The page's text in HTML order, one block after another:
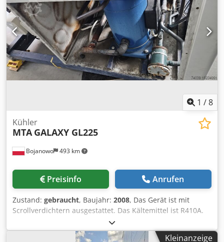
1 /8
Bojanowo 493 km
Kühler
MTA GALAXY GL225
Preisinfo Anrufen
Zustand: gebraucht, Baujahr: 2008, Das Gerät ist mit
Scrollverdichtern ausgestattet. Das Kältemittel ist R410A.
Die Kühlleistung beträgt ca. 600 kW kW bei
Wasserparametern von +12/7 °C und einer
Kleinanzeige